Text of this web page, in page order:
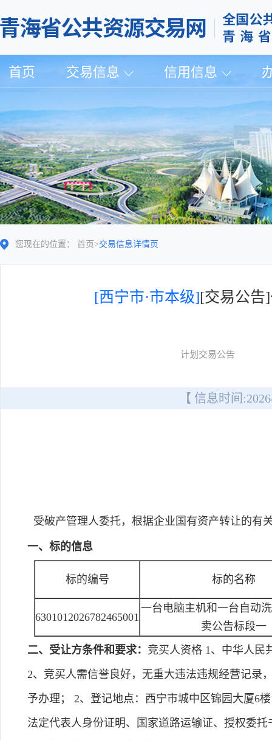
首页 交易信息 信用信息
您现在的位置： 首页 >交易信息详情页
[西宁市·市本级][交易公告
计划交易公告
【 信息时间:
受破产管理人委托，根据企业国有资产转让的有
一、标的信息
标的编号 标的名称
6301012026782465001
一台电脑主机和一台自动
卖公告标段一
二、受让方条件和要求： 竞买人资格 1、中华人民
2、竞买人需信誉良好，无重大违法违规经营记录
予办理； 2、登记地点：西宁市城中区锦园大厦6
法定代表人身份证明、国家道路运输证、授权委